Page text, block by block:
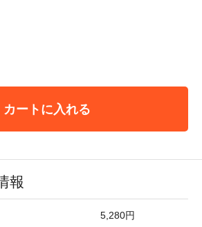
カートに入れる
報
5,280円